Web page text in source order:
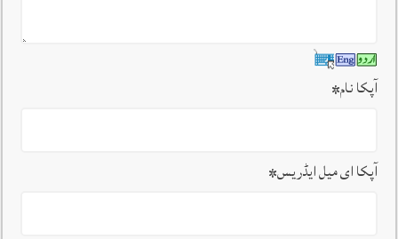
آپکا نام*
آپکا ای میل ایڈریس*